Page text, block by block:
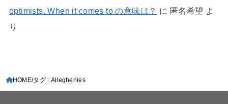
optimists. When it comes to の意味は？ に 匿名希望 よ
り
HOME タグ : Alleghenies